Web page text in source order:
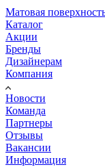
Матовая
Каталог
Акции
Бренды
Дизайнерам
Компания
Новости
Команда
Партнеры
Отзывы
Вакансии
Информация